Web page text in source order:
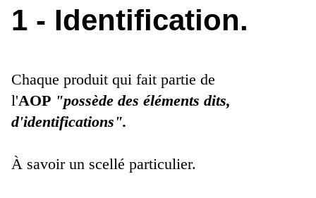
1 - Identification.
Chaque produit qui fait partie de
l'AOP "possède des éléments dits,
d'identifications".
À savoir un scellé particulier.